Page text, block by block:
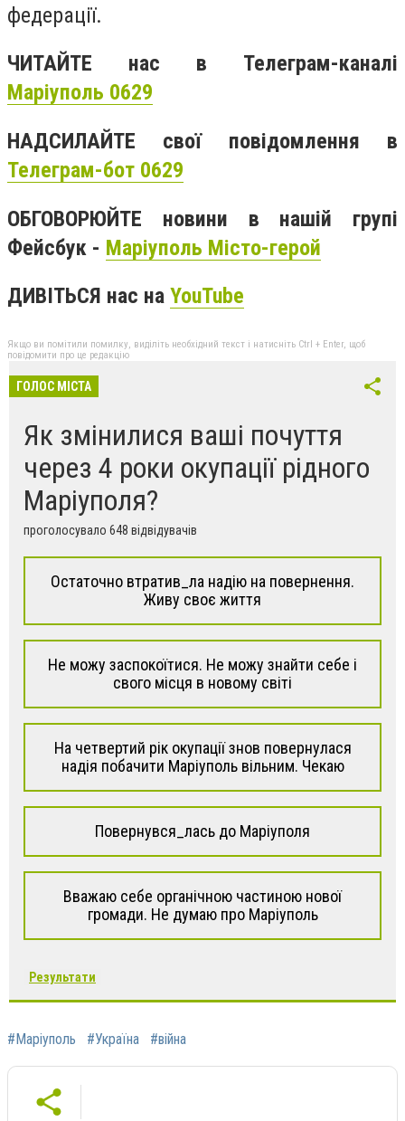
федерації.
ЧИТАЙТЕ нас в Телеграм-каналі
Маріуполь 0629
НАДСИЛАЙТЕ свої повідомлення в
Телеграм-бот 0629
ОБГОВОРЮЙТЕ новини в нашій групі
Фейсбук - Маріуполь Місто-герой
ДИВІТЬСЯ нас на YouTube
Якщо ви помітили помилку, виділіть необхідний текст і натисніть Ctrl + Enter, щоб
повідомити про це редакцію
ГОЛОС МІСТА
Як змінилися ваші почуття
через 4 роки окупації рідного
Маріуполя?
проголосувало 648 відвідувачів
Остаточно втратив_ла надію на повернення.
Живу своє життя
Не можу заспокоїтися. Не можу знайти себе і
свого місця в новому світі
На четвертий рік окупації знов повернулася
надія побачити Маріуполь вільним. Чекаю
Повернувся_лась до Маріуполя
Вважаю себе органічною частиною нової
громади. Не думаю про Маріуполь
Результати
#Маріуполь #Україна #війна